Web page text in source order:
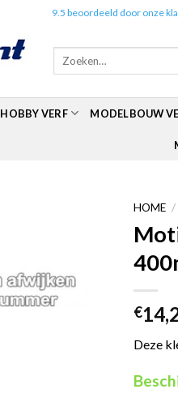
9.5 beoordeeld door onze
Zoeken
HOBBY VERF MODELBOUW
HOME /
€
Deze